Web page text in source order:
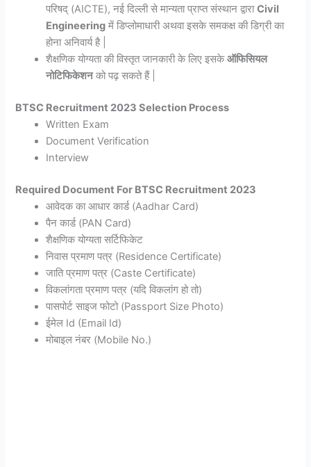
परिषद् (AICTE), नई दिल्ली से मान्यता प्राप्त संस्थान द्वाराCivil
Engineering में डिप्लोमाधारी अथवा इसके समकक्ष की डिग्री का
होना अनिवार्य है |
शैक्षणिक योग्यता की विस्तृत जानकारी के लिए इसकेऑफिसियल
नोटिफिकेशनको पढ़ सकते हैं |
BTSC Recruitment 2023 Selection Process
Written Exam
Document Verification
Interview
Required Document For BTSC Recruitment 2023
आवेदक का आधार कार्ड (Aadhar Card)
पैन कार्ड (PAN Card)
शैक्षणिक योग्यता सर्टिफिकेट
निवास प्रमाण पत्र (Residence Certificate)
जाति प्रमाण पत्र (Caste Certificate)
विकलांगता प्रमाण पत्र (यदि विकलांग हो तो)
पासपोर्ट साइज फोटो (Passport Size Photo)
ईमेल Id (Email Id)
मोबाइल नंबर (Mobile No.)